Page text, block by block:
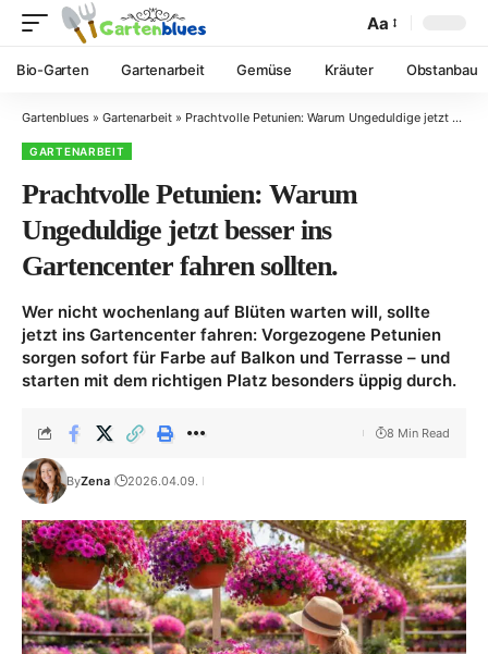
Aa
Bio-Garten Gartenarbeit Gemüse Kräuter Obstanbau
Gartenblues » Gartenarbeit » Prachtvolle Petunien: Warum Ungeduldige jetzt besser ins Gartencenter fahren sollten.
GARTENARBEIT
Prachtvolle Petunien: Warum
Ungeduldige jetzt besser ins
Gartencenter fahren sollten.
Wer nicht wochenlang auf Blüten warten will, sollte
jetzt ins Gartencenter fahren: Vorgezogene Petunien
sorgen sofort für Farbe auf Balkon und Terrasse – und
starten mit dem richtigen Platz besonders üppig durch.
ByZena 2026.04.09.
8 Min Read